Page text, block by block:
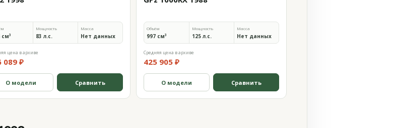
см³
Мощность
83 л.с.
Масса
Нет данных
цена в архиве
089 ₽
О модели Сравнить
Объём
997 см³
Мощность
125 л.с.
Масса
Нет данных
Средняя цена в архиве
425 905 ₽
О модели Сравнить